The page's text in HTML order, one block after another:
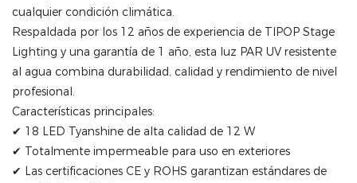
cualquier condición climática.
Respaldada por los 12 años de experiencia de TIPOP Stage
Lighting y una garantía de 1 año, esta luz PAR UV resistente
al agua combina durabilidad, calidad y rendimiento de nivel
profesional.
Características principales:
✔ 18 LED Tyanshine de alta calidad de 12 W
✔ Totalmente impermeable para uso en exteriores
✔ Las certificaciones CE y ROHS garantizan estándares de